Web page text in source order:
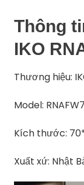
Thông
IKO
Thương hiệu:
Model:
Kích thước:
Xuất xứ: Nhật